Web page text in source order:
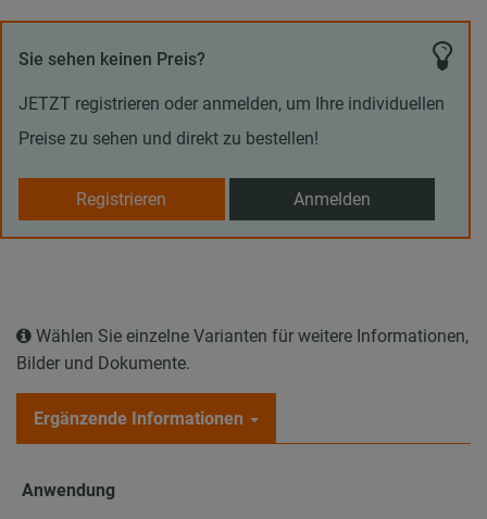
Sie sehen keinen Preis?
JETZT registrieren oder anmelden, um Ihre individuellen
Preise zu sehen und direkt zu bestellen!
Registrieren Anmelden
Wählen Sie einzelne Varianten für weitere Informationen,
Bilder und Dokumente.
Ergänzende Informationen
Anwendung